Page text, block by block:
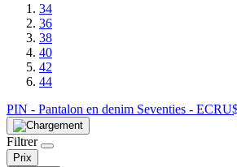
34
36
38
40
42
44
PIN - Pantalon en denim Seventies - ECRU
Filtrer
Prix